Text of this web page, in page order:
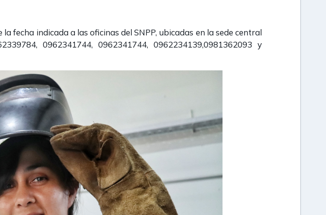
fecha indicada a las oficinas del SNPP, ubicadas en la sede central
0962341744, 0962341744, 0962234139,0981362093 y